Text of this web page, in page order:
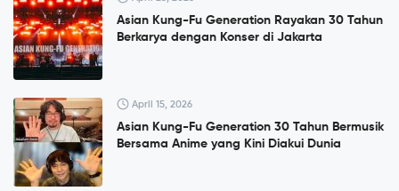
Asian Kung-Fu Generation Rayakan 30 Tahun
Berkarya dengan Konser di Jakarta
April 15, 2026
Asian Kung-Fu Generation 30 Tahun Bermusik
Bersama Anime yang Kini Diakui Dunia